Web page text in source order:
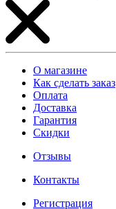
О магазине
Как сделать заказ
Оплата
Доставка
Гарантия
Скидки
Отзывы
Контакты
Регистрация